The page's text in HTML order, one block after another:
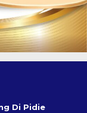
Di Pidie